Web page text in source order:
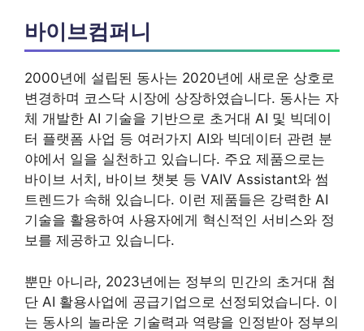
바이브컴퍼니
2000년에 설립된 동사는 2020년에 새로운 상호로
변경하며 코스닥 시장에 상장하였습니다. 동사는 자
체 개발한 AI 기술을 기반으로 초거대 AI 및 빅데이
터 플랫폼 사업 등 여러가지 AI와 빅데이터 관련 분
야에서 일을 실천하고 있습니다. 주요 제품으로는
바이브 서치, 바이브 챗봇 등 VAIV Assistant와 썸
트렌드가 속해 있습니다. 이런 제품들은 강력한 AI
기술을 활용하여 사용자에게 혁신적인 서비스와 정
보를 제공하고 있습니다.
뿐만 아니라, 2023년에는 정부의 민간의 초거대 첨
단 AI 활용사업에 공급기업으로 선정되었습니다. 이
는 동사의 놀라운 기술력과 역량을 인정받아 정부의